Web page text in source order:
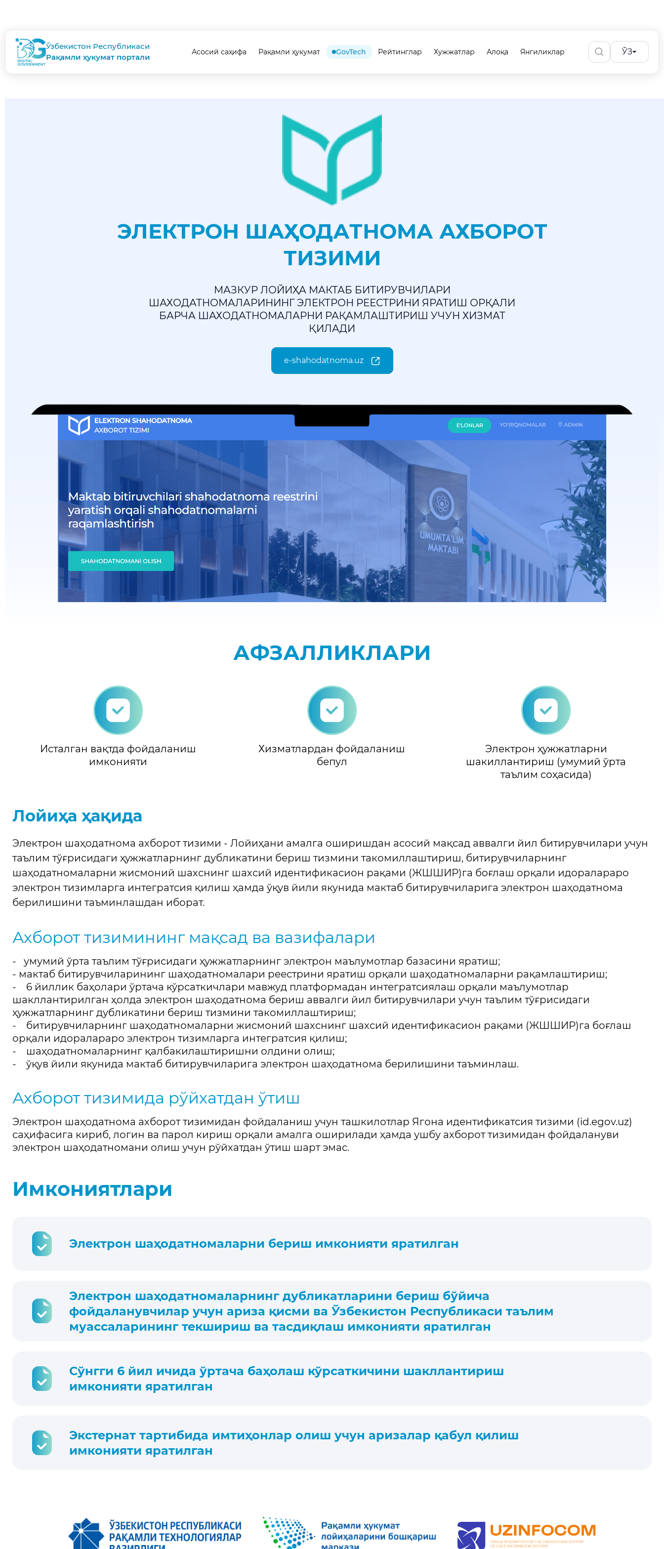
Ўзбекистон Республикаси
Рақамли ҳукумат портали
Асосий саҳифа Рақамли ҳукумат GovTech Рейтинглар Хужжатлар Алоқа Янгиликлар ЎЗ
ЭЛЕКТРОН ШАҲОДАТНОМА АХБОРОТ
ТИЗИМИ
МАЗКУР ЛОЙИҲА МАКТАБ БИТИРУВЧИЛАРИ
ШАХОДАТНОМАЛАРИНИНГ ЭЛЕКТРОН РЕЕСТРИНИ ЯРАТИШ ОРҚАЛИ
БАРЧА ШАХОДАТНОМАЛАРНИ РАҚАМЛАШТИРИШ УЧУН ХИЗМАТ
ҚИЛАДИ
e-shahodatnoma.uz
АФЗАЛЛИКЛАРИ
Исталган вақтда фойдаланиш
имконияти
Хизматлардан фойдаланиш
бепул
Электрон ҳужжатларни
шакиллантириш (умумий ўрта
таълим соҳасида)
Лойиҳа ҳақида
Электрон шаҳодатнома ахборот тизими - Лойиҳани амалга оширишдан асосий мақсад аввалги йил битирувчилари учун
таълим тўғрисидаги ҳужжатларнинг дубликатини бериш тизмини такомиллаштириш, битирувчиларнинг
шаҳодатномаларни жисмоний шахснинг шахсий идентификасион рақами (ЖШШИР)га боғлаш орқали идоралараро
электрон тизимларга интегратсия қилиш ҳамда ўқув йили якунида мактаб битирувчиларига электрон шаҳодатнома
берилишини таъминлашдан иборат.
Ахборот тизимининг мақсад ва вазифалари
- умумий ўрта таълим тўғрисидаги ҳужжатларнинг электрон маълумотлар базасини яратиш;
- мактаб битирувчиларининг шаҳодатномалари реестрини яратиш орқали шаҳодатномаларни рақамлаштириш;
- 6 йиллик баҳолари ўртача кўрсаткичлари мавжуд платформадан интегратсиялаш орқали маълумотлар
шакллантирилган ҳолда электрон шаҳодатнома бериш аввалги йил битирувчилари учун таълим тўғрисидаги
ҳужжатларнинг дубликатини бериш тизмини такомиллаштириш;
- битирувчиларнинг шаҳодатномаларни жисмоний шахснинг шахсий идентификасион рақами (ЖШШИР)га боғлаш
орқали идоралараро электрон тизимларга интегратсия қилиш;
- шаҳодатномаларнинг қалбакилаштиришни олдини олиш;
- ўқув йили якунида мактаб битирувчиларига электрон шаҳодатнома берилишини таъминлаш.
Ахборот тизимида рўйхатдан ўтиш
Электрон шаҳодатнома ахборот тизимидан фойдаланиш учун ташкилотлар Ягона идентификатсия тизими (id.egov.uz)
саҳифасига кириб, логин ва парол кириш орқали амалга оширилади ҳамда ушбу ахборот тизимидан фойдалануви
электрон шаҳодатномани олиш учун рўйхатдан ўтиш шарт эмас.
Имкониятлари
Электрон шаҳодатномаларни бериш имконияти яратилган
Электрон шаҳодатномаларнинг дубликатларини бериш бўйича
фойдаланувчилар учун ариза қисми ва Ўзбекистон Республикаси таълим
муассаларининг текшириш ва тасдиқлаш имконияти яратилган
Сўнгги 6 йил ичида ўртача баҳолаш кўрсаткичини шакллантириш
имконияти яратилган
Экстернат тартибида имтиҳонлар олиш учун аризалар қабул қилиш
имконияти яратилган